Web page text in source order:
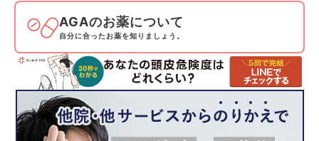
AGAのお薬について
自分に合ったお薬を知りましょう。